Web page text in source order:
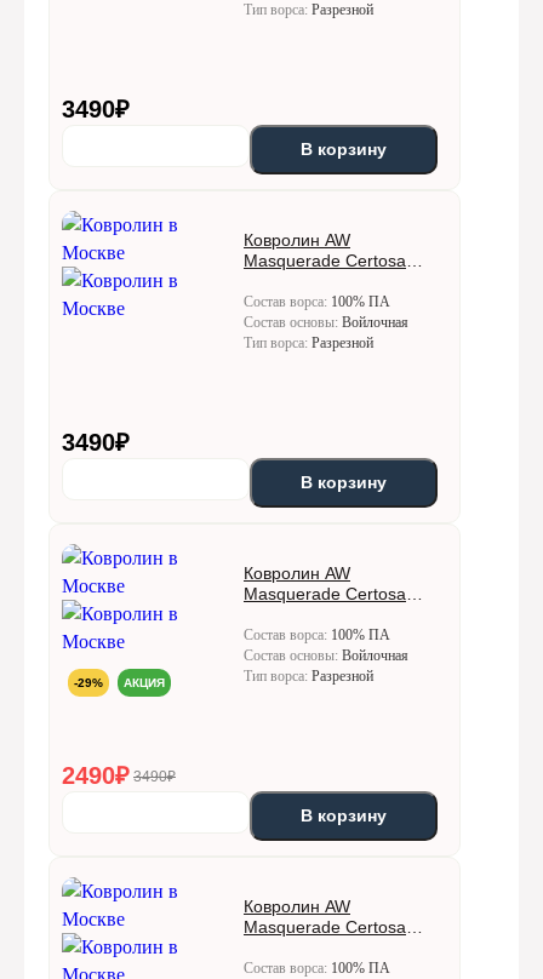
Тип ворса: Разрезной
3490₽
В корзину
Ковролин AW
Masquerade Certosa
Состав ворса: 100% ПА
Состав основы: Войлочная
Тип ворса: Разрезной
3490₽
В корзину
-29% АКЦИЯ
Ковролин AW
Masquerade Certosa
Состав ворса: 100% ПА
Состав основы: Войлочная
Тип ворса: Разрезной
2490₽ 3490₽
В корзину
Ковролин AW
Masquerade Certosa
Состав ворса: 100% ПА